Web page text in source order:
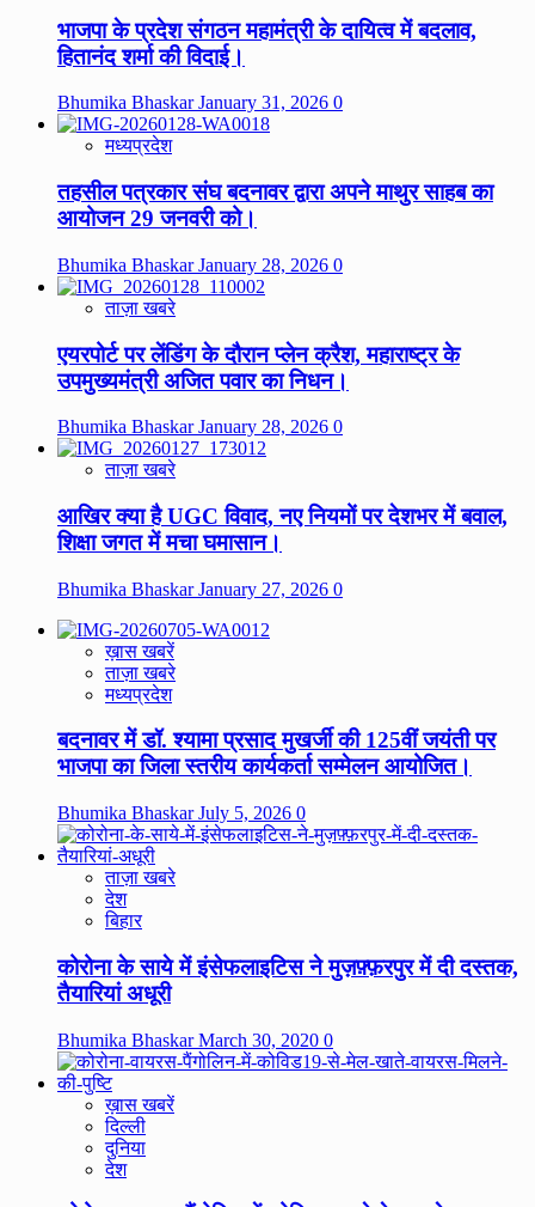
भाजपा के प्रदेश संगठन महामंत्री के दायित्व में बदलाव,
हितानंद शर्मा की विदाई।
Bhumika BhaskarJanuary 31, 2026 0
मध्यप्रदेश
तहसील पत्रकार संघ बदनावर द्वारा अपने माथुर साहब का
आयोजन 29 जनवरी को।
Bhumika BhaskarJanuary 28, 2026 0
ताज़ा खबरे
एयरपोर्ट पर लेंडिंग के दौरान प्लेन क्रैश, महाराष्ट्र के
उपमुख्यमंत्री अजित पवार का निधन।
Bhumika BhaskarJanuary 28, 2026 0
ताज़ा खबरे
आखिर क्या है UGC विवाद, नए नियमों पर देशभर में बवाल,
शिक्षा जगत में मचा घमासान।
Bhumika BhaskarJanuary 27, 2026 0
ख़ास खबरें
ताज़ा खबरे
मध्यप्रदेश
बदनावर में डॉ. श्यामा प्रसाद मुखर्जी की 125वीं जयंती पर
भाजपा का जिला स्तरीय कार्यकर्ता सम्मेलन आयोजित।
Bhumika BhaskarJuly 5, 2026 0
ताज़ा खबरे
देश
बिहार
कोरोना के साये में इंसेफलाइटिस ने मुज़फ़्फ़रपुर में दी दस्तक,
तैयारियां अधूरी
Bhumika BhaskarMarch 30, 2020 0
ख़ास खबरें
दिल्ली
दुनिया
देश